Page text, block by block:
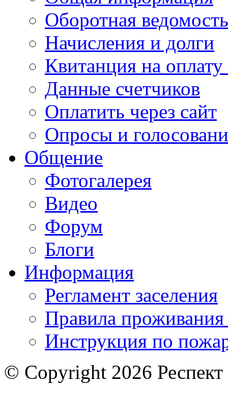
Оборотная ведомость
Начисления и долги
Квитанция на
Данные счетчиков
Оплатить через сайт
Опросы и
Общение
Фотогалерея
Видео
Форум
Блоги
Информация
Регламент заселения
Правила
Инструкция по
© Copyright 2026 Респект